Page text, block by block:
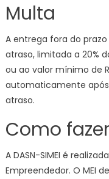
Multa
A entrega fora do
atraso, limitada a 20%
ou ao valor mínimo de
automaticamente
atraso.
Como
A DASN-SIMEI é
Empreendedor. O MEI